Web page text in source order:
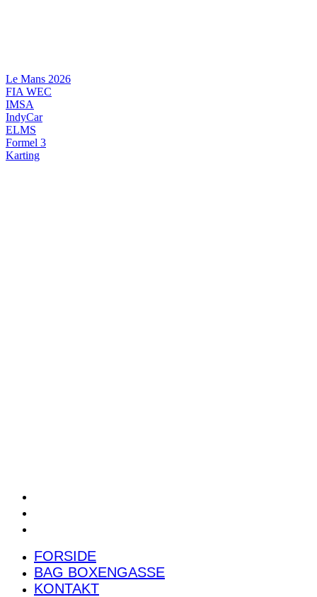
Le Mans 2026
FIA WEC
IMSA
IndyCar
ELMS
Formel 3
Karting
FORSIDE
BAG BOXENGASSE
KONTAKT